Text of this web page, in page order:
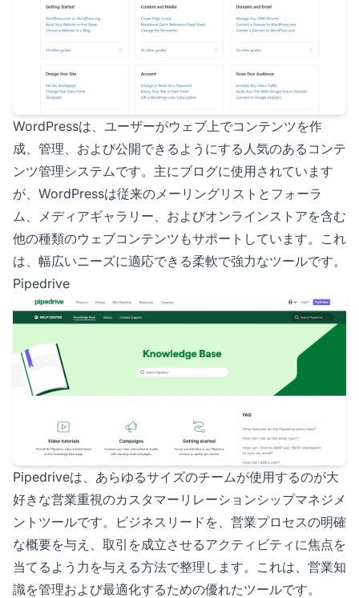
WordPressは、ユーザーがウェブ上でコンテンツを作
成、管理、および公開できるようにする人気のあるコンテ
ンツ管理システムです。主にブログに使用されています
が、WordPressは従来のメーリングリストとフォーラ
ム、メディアギャラリー、およびオンラインストアを含む
他の種類のウェブコンテンツもサポートしています。これ
は、幅広いニーズに適応できる柔軟で強力なツールです。
Pipedrive
Pipedriveは、あらゆるサイズのチームが使用するのが大
好きな営業重視のカスタマーリレーションシップマネジメ
ントツールです。ビジネスリードを、営業プロセスの明確
な概要を与え、取引を成立させるアクティビティに焦点を
当てるよう力を与える方法で整理します。これは、営業知
識を管理および最適化するための優れたツールです。